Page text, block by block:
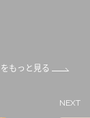
もっと見る
NEXT